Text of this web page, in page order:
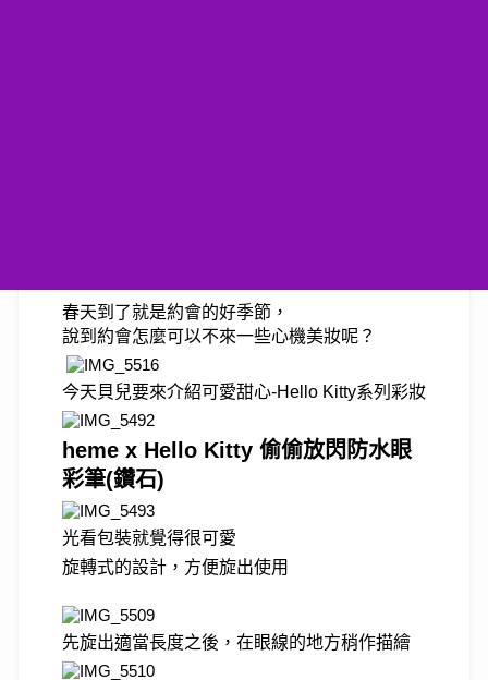
春天到了就是約會的好季節，
說到約會怎麼可以不來一些心機美妝呢？
今天貝兒要來介紹可愛甜心-Hello Kitty系列彩妝
heme x Hello Kitty 偷偷放閃防水眼
彩筆(鑽石)
光看包裝就覺得很可愛
旋轉式的設計，方便旋出使用
先旋出適當長度之後，在眼線的地方稍作描繪